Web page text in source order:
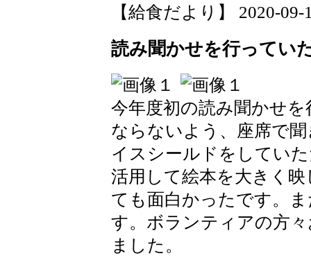
【給食だより】 2020-09-
読み聞かせを行ってい
今年度初の読み聞かせ
ならないよう、座席で
イスシールドをしてい
活用して絵本を大きく
ても面白かったです。
す。ボランティアの方
ました。